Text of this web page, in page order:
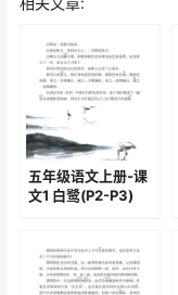
五年级语文上册-课
文1 白鹭(P2-P3)